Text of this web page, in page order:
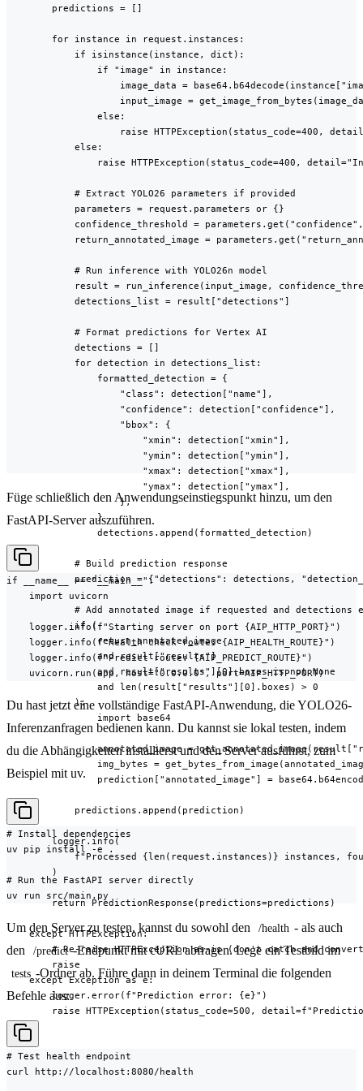
        predictions = []
        for instance in request.instances:
            if isinstance(instance, dict):
                if "image" in instance:
image_data =
input_image =
                else:
raise HTTPException(status_code=400,
            else:
raise HTTPException(status_code=400,
            # Extract YOLO26 parameters if provided
            parameters = request.parameters or {}
confidence_threshold =
return_annotated_image =
            # Run inference with YOLO26n model
result = run_inference(input_image,
            detections_list = result["detections"]
            # Format predictions for Vertex AI
            detections = []
            for detection in detections_list:
                formatted_detection = {
                    "class": detection["name"],
                    "confidence": detection["confidence"],
                    "bbox": {
                        "xmin": detection["xmin"],
                        "ymin": detection["ymin"],
                        "xmax": detection["xmax"],
                        "ymax": detection["ymax"],
                    },
                }
                detections.append(formatted_detection)
            # Build prediction response
prediction = {"detections": detections,
# Add annotated image if requested and detections
            if (
                return_annotated_image
                and result["results"]
                and result["results"][0].boxes is not None
                and len(result["results"][0].boxes) > 0
            ):
                import base64
annotated_image =
img_bytes =
prediction["annotated_image"] =
            predictions.append(prediction)
        logger.info(
f"Processed {len(request.instances)} instances,
        )
        return PredictionResponse(predictions=predictions)
    except HTTPException:
# Re-raise HTTPException as-is (don't catch and
        raise
    except Exception as e:
        logger.error(f"Prediction error: {e}")
raise HTTPException(status_code=500,
Füge schließlich den Anwendungseinstiegspunkt hinzu, um den
FastAPI-Server auszuführen.
if __name__ == "__main__":
    import uvicorn
    logger.info(f"Starting server on port {AIP_HTTP_PORT}")
    logger.info(f"Health check route: {AIP_HEALTH_ROUTE}")
    logger.info(f"Predict route: {AIP_PREDICT_ROUTE}")
    uvicorn.run(app, host="0.0.0.0", port=AIP_HTTP_PORT)
Du hast jetzt eine vollständige FastAPI-Anwendung, die YOLO26-
Inferenzanfragen bedienen kann. Du kannst sie lokal testen, indem
du die Abhängigkeiten installierst und den Server ausführst, zum
Beispiel mit uv.
# Install dependencies
uv pip install -e .
# Run the FastAPI server directly
uv run src/main.py
Um den Server zu testen, kannst du sowohl den /health - als auch
den
/predict -Endpunkt mit cURL abfragen. Lege ein Testbild im
tests -Ordner ab. Führe dann in deinem Terminal die folgenden
Befehle aus:
# Test health endpoint
curl http://localhost:8080/health